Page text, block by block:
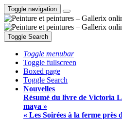
Toggle navigation
Toggle Search
Toggle menubar
Toggle fullscreen
Boxed page
Toggle Search
Nouvelles
Résumé du livre de Victoria
maya »
« Les Soirées à la ferme près